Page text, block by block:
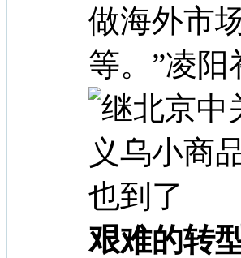
做海外市
等。”凌阳
艰难的转